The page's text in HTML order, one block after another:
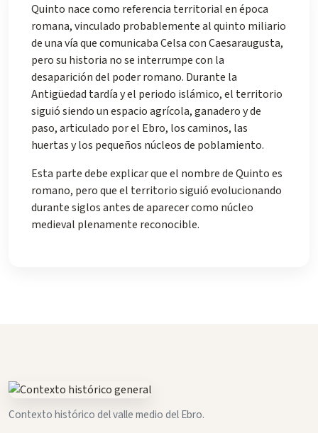
Quinto nace como referencia territorial en época
romana, vinculado probablemente al quinto miliario
de una vía que comunicaba Celsa con Caesaraugusta,
pero su historia no se interrumpe con la
desaparición del poder romano. Durante la
Antigüedad tardía y el periodo islámico, el territorio
siguió siendo un espacio agrícola, ganadero y de
paso, articulado por el Ebro, los caminos, las
huertas y los pequeños núcleos de poblamiento.
Esta parte debe explicar que el nombre de Quinto es
romano, pero que el territorio siguió evolucionando
durante siglos antes de aparecer como núcleo
medieval plenamente reconocible.
Contexto histórico del valle medio del Ebro.